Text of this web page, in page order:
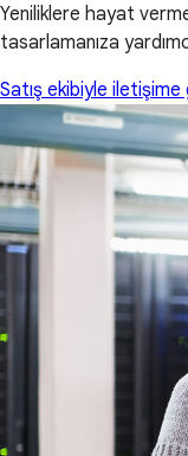
Yeniliklere hayat
tasarlamanıza
Satış ekibiyle iletişime